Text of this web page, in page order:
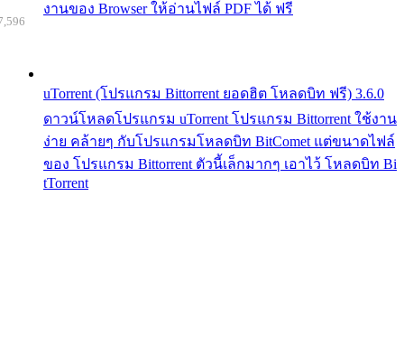
งานของ Browser ให้อ่านไฟล์ PDF ได้ ฟรี
uTorrent (โปรแกรม Bittorrent ยอดฮิต โหลดบิท ฟรี) 3.6.0
ดาวน์โหลดโปรแกรม uTorrent โปรแกรม Bittorrent ใช้งาน
ง่าย คล้ายๆ กับโปรแกรมโหลดบิท BitComet แต่ขนาดไฟล์
ของ โปรแกรม Bittorrent ตัวนี้เล็กมากๆ เอาไว้ โหลดบิท Bi
tTorrent